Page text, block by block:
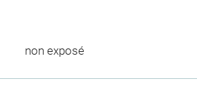
non exposé